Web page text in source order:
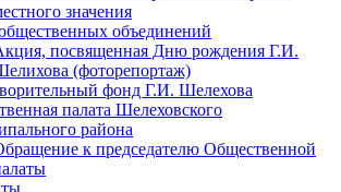
значения
объединений
посвященная Дню рождения Г.И.
(фоторепортаж)
фонд Г.И. Шелехова
палата Шелеховского
района
к председателю Общественной